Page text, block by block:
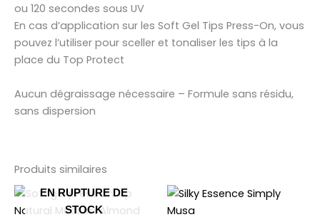
ou 120 secondes sous UV
En cas d’application sur les Soft Gel Tips Press-On, vous
pouvez l’utiliser pour sceller et tonaliser les tips à la
place du Top Protect
Aucun dégraissage nécessaire – Formule sans résidu,
sans dispersion
Produits similaires
EN RUPTURE DE
STOCK